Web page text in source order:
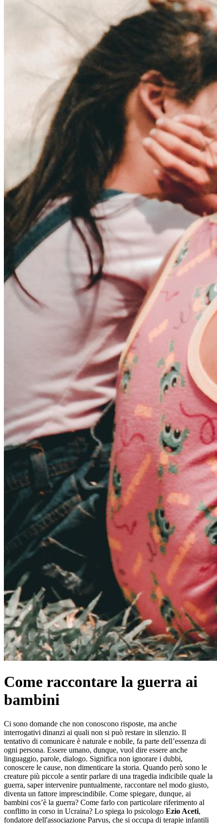
Come raccontare la guerra ai
bambini
Ci sono domande che non conoscono risposte, ma anche
interrogativi dinanzi ai quali non si può restare in silenzio. Il
tentativo di comunicare è naturale e nobile, fa parte dell’essenza di
ogni persona. Essere umano, dunque, vuol dire essere anche
linguaggio, parole, dialogo. Significa non ignorare i dubbi,
conoscere le cause, non dimenticare la storia. Quando però sono le
creature più piccole a sentir parlare di una tragedia indicibile quale la
guerra, saper intervenire puntualmente, raccontare nel modo giusto,
diventa un fattore imprescindibile. Come spiegare, dunque, ai
bambini cos’è la guerra? Come farlo con particolare riferimento al
conflitto in corso in Ucraina? Lo spiega lo psicologo Ezio Aceti,
fondatore dell'associazione Parvus, che si occupa di terapie infantili